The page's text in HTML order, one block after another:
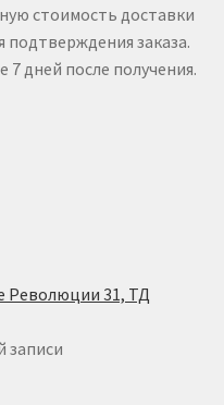
стоимость доставки
подтверждения заказа.
7 дней после получения.
Революции 31, ТД
записи